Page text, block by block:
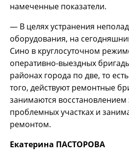
намеченные показатели.
— В целях устранения
оборудования, на
Сино в круглосуточном
оперативно-выездных
районах города по две, то
того, действуют ремонтные
занимаются восстановлением
проблемных участках и
ремонтом.
Екатерина ПАСТОРОВА